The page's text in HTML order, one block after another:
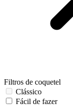
Filtros de coquetel
Clássico
Fácil de fazer